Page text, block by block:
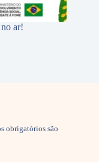
ar!
obrigatórios são